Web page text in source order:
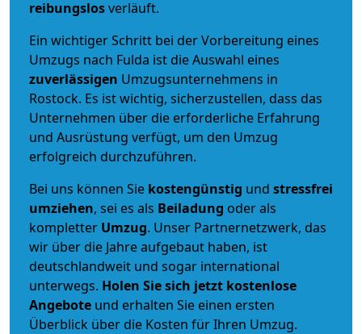
reibungslosverläuft.
Ein wichtiger Schritt bei der Vorbereitung eines
Umzugs nach Fulda ist die Auswahl eines
zuverlässigen Umzugsunternehmens in
Rostock. Es ist wichtig, sicherzustellen, dass das
Unternehmen über die erforderliche Erfahrung
und Ausrüstung verfügt, um den Umzug
erfolgreich durchzuführen.
Bei uns können Sie kostengünstig und stressfrei
umziehen, sei es als Beiladung oder als
kompletter Umzug. Unser Partnernetzwerk, das
wir über die Jahre aufgebaut haben, ist
deutschlandweit und sogar international
unterwegs. Holen Sie sich jetzt kostenlose
Angebote und erhalten Sie einen ersten
Überblick über die Kosten für Ihren Umzug.